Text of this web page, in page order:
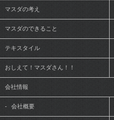
マスダの考え
マスダのできること
テキスタイル
おしえて！マスダさん！！
会社情報
- 会社概要